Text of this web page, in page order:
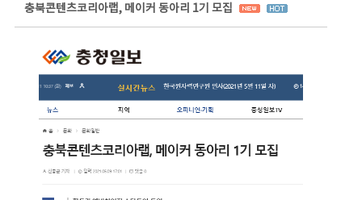
충북콘텐츠코리아랩, 메이커 동아리 1기 모집